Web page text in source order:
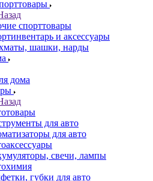
спорттовары
и аксессуары
шашки, нарды
дома
для авто
для авто
свечи, лампы
губки для авто